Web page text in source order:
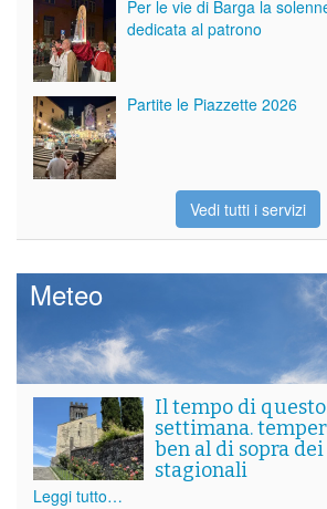
Per le vie di Barga la
dedicata al patrono
Partite le Piazzette 2026
Vedi tutti i servizi
Meteo
Il tempo di
settimana.
ben al di sopra
stagionali
Leggi tutto…